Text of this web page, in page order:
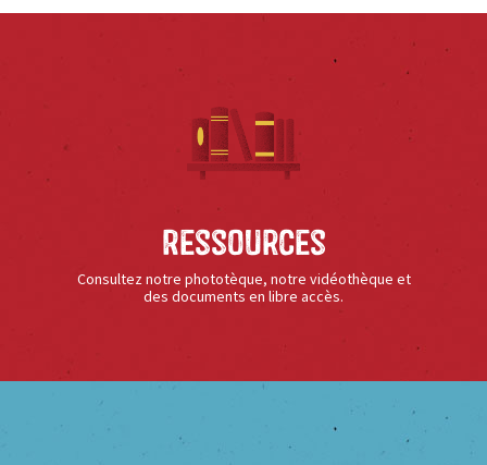
Ressources
Consultez notre phototèque, notre vidéothèque et
des documents en libre accès.